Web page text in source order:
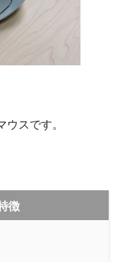
スです。
徴